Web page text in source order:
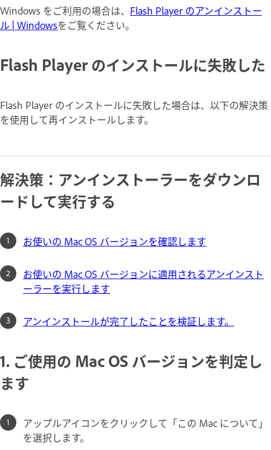
Windows をご利用の場合は、 Flash Player のアンインストー
ル | Windowsをご覧ください。
Flash Player のインストールに失敗した
Flash Player のインストールに失敗した場合は、以下の解決策
を使用して再インストールします。
解決策：アンインストーラーをダウンロ
ードして実行する
お使いの Mac OS バージョンを確認します
お使いの Mac OS バージョンに適用されるアンインスト
ーラーを実行します
アンインストールが完了したことを検証します。
1. ご使用の Mac OS バージョンを判定し
ます
アップルアイコンをクリックして「この Mac について」
を選択します。